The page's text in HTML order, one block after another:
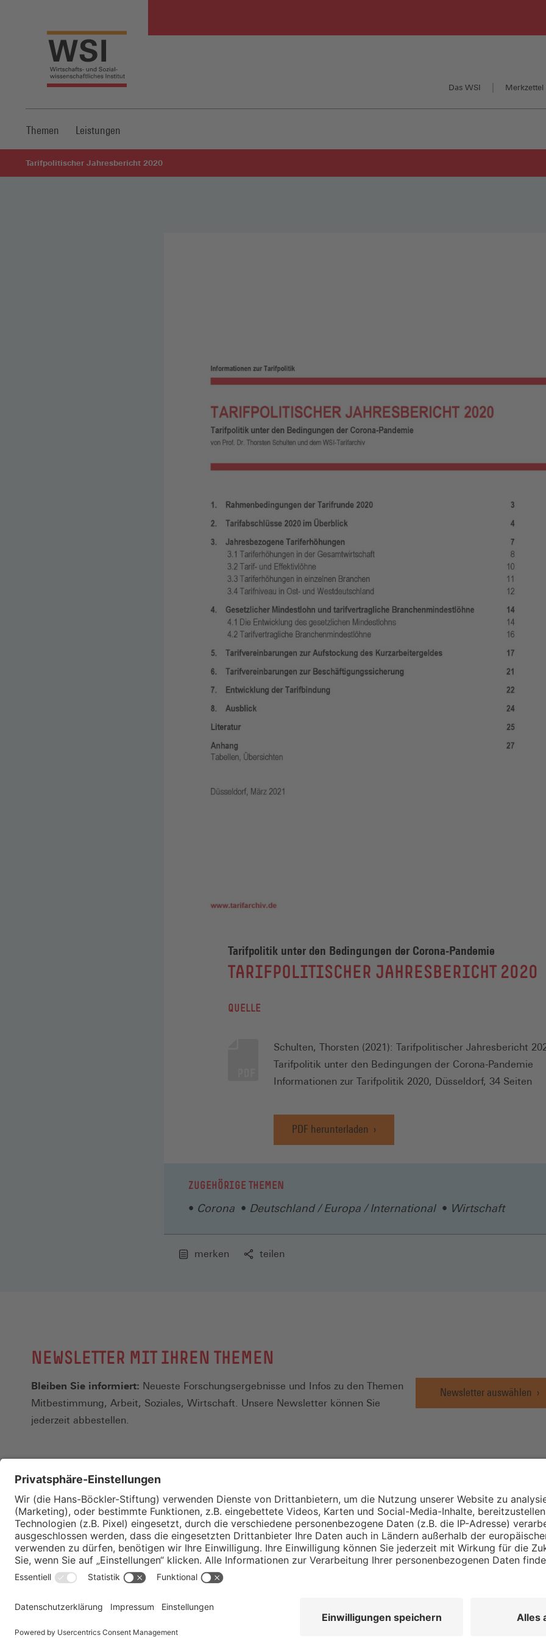
Das WSI Merkzettel
Themen Leistungen
Tarifpolitischer Jahresbericht 2020
Tarifpolitik unter den Bedingungen der Corona-Pandemie
:
TARIFPOLITISCHER JAHRESBERICHT 2020
QUELLE
Schulten, Thorsten (2021): Tarifpolitischer Jahresbericht
Tarifpolitik unter den Bedingungen der Corona-Pandemie
Informationen zur Tarifpolitik 2020, Düsseldorf, 34 Seiten
PDF herunterladen
ZUGEHÖRIGE THEMEN
Corona Deutschland / Europa / International Wirtschaft
merken teilen
NEWSLETTER MIT IHREN THEMEN
Bleiben Sie informiert: Neueste Forschungsergebnisse und Infos zu den Themen
Mitbestimmung, Arbeit, Soziales, Wirtschaft. Unsere Newsletter können Sie
jederzeit abbestellen.
Newsletter auswählen
Kontakt
Merkzettel
Impressum
Datenschutz
Wirtschafts- und
Institut